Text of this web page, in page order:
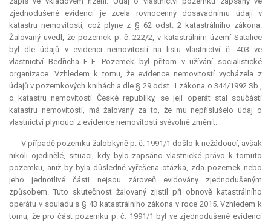
zjednodušené evidenci je zcela rovnocenný dosavadnímu údaji v
katastru nemovitostí, což plyne z § 62 odst. 2 katastrálního zákona.
Žalovaný uvedl, že pozemek p. č. 222/2, v katastrálním území Satalice
byl dle údajů v evidenci nemovitostí na listu vlastnictví č. 403 ve
vlastnictví Bedřicha F.-F. Pozemek byl přitom v užívání socialistické
organizace. Vzhledem k tomu, že evidence nemovitostí vycházela z
údajů v pozemkových knihách a dle § 29 odst. 1 zákona o 344/1992 Sb.,
o katastru nemovitostí České republiky, se její operát stal součástí
katastru nemovitostí, má žalovaný za to, že mu nepříslušelo údaj o
vlastnictví plynoucí z evidence nemovitostí svévolně změnit.
V případě pozemku žalobkyně p. č. 1991/1 došlo k nežádoucí, avšak
nikoli ojedinělé, situaci, kdy bylo zapsáno vlastnické právo k tomuto
pozemku, aniž by byla důsledně vyřešena otázka, zda pozemek nebo
jeho jednotlivé části nejsou zároveň evidovány zjednodušeným
způsobem. Tuto skutečnost žalovaný zjistil při obnově katastrálního
operátu v souladu s § 43 katastrálního zákona v roce 2015. Vzhledem k
tomu, že pro část pozemku p. č. 1991/1 byl ve zjednodušené evidenci